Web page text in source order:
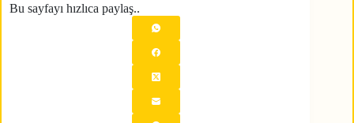
Bu sayfayı hızlıca paylaş..